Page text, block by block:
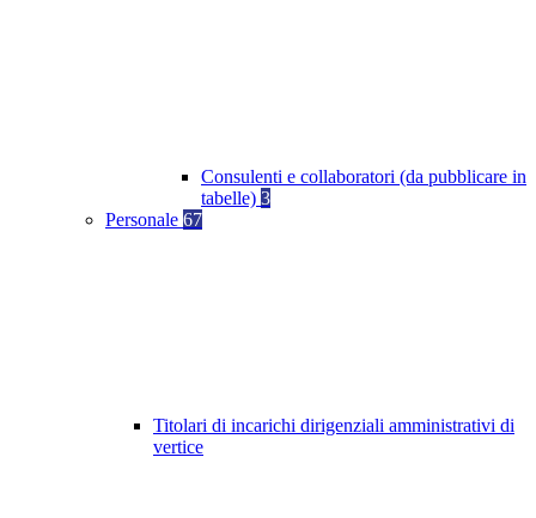
Consulenti e collaboratori (da pubblicare in
tabelle) 3
Personale 67
Titolari di incarichi dirigenziali amministrativi di
vertice